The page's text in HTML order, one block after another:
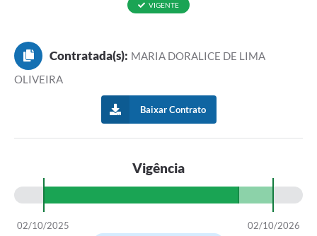
VIGENTE
Contratada(s): MARIA DORALICE DE LIMA
OLIVEIRA
Baixar Contrato
Vigência
02/10/2025
02/10/2026